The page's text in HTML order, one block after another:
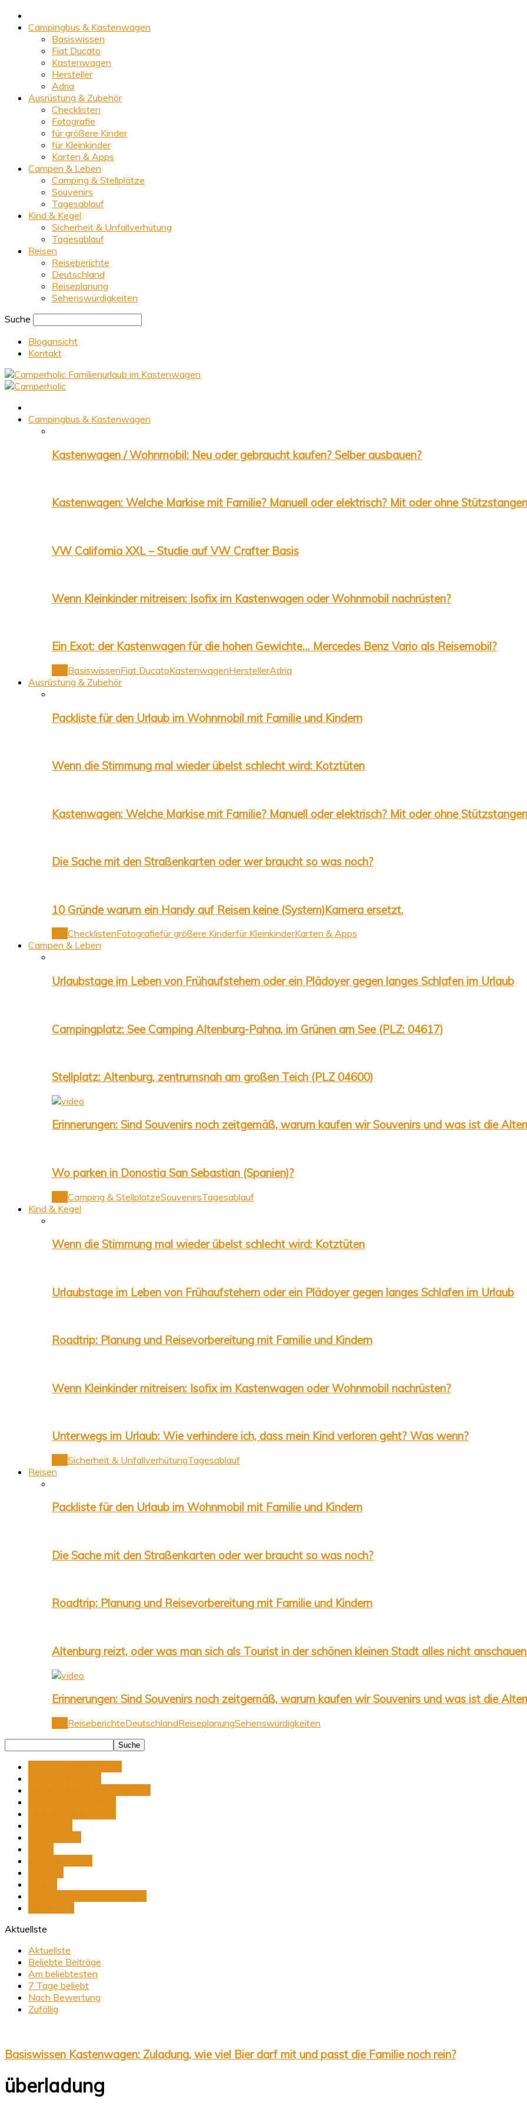
Campingbus & Kastenwagen
Basiswissen
Fiat Ducato
Kastenwagen
Hersteller
Adria
Ausrüstung & Zubehör
Checklisten
Fotografie
für größere Kinder
für Kleinkinder
Karten & Apps
Campen & Leben
Camping & Stellplätze
Souvenirs
Tagesablauf
Kind & Kegel
Sicherheit & Unfallverhütung
Tagesablauf
Reisen
Reiseberichte
Deutschland
Reiseplanung
Sehenswürdigkeiten
Suche
Blogansicht
Kontakt
Familienurlaub im Kastenwagen
Campingbus & Kastenwagen
Kastenwagen / Wohnmobil: Neu oder gebraucht kaufen? Selber ausbauen?
Kastenwagen: Welche Markise mit Familie? Manuell oder elektrisch? Mit oder ohne
VW California XXL – Studie auf VW Crafter Basis
Wenn Kleinkinder mitreisen: Isofix im Kastenwagen oder Wohnmobil nachrüsten?
Ein Exot: der Kastenwagen für die hohen Gewichte… Mercedes Benz Vario als Reisemobil?
BasiswissenFiat DucatoKastenwagenHerstellerAdria
Ausrüstung & Zubehör
Packliste für den Urlaub im Wohnmobil mit Familie und Kindern
Wenn die Stimmung mal wieder übelst schlecht wird: Kotztüten
Kastenwagen: Welche Markise mit Familie? Manuell oder elektrisch? Mit oder ohne
Die Sache mit den Straßenkarten oder wer braucht so was noch?
10 Gründe warum ein Handy auf Reisen keine (System)Kamera ersetzt.
ChecklistenFotografiefür größere Kinderfür KleinkinderKarten & Apps
Campen & Leben
Urlaubstage im Leben von Frühaufstehern oder ein Plädoyer gegen langes Schlafen im Urlaub
Campingplatz: See Camping Altenburg-Pahna, im Grünen am See (PLZ: 04617)
Stellplatz: Altenburg, zentrumsnah am großen Teich (PLZ 04600)
Erinnerungen: Sind Souvenirs noch zeitgemäß, warum kaufen wir Souvenirs und was ist die
Wo parken in Donostia San Sebastian (Spanien)?
Camping & StellplätzeSouvenirsTagesablauf
Kind & Kegel
Wenn die Stimmung mal wieder übelst schlecht wird: Kotztüten
Urlaubstage im Leben von Frühaufstehern oder ein Plädoyer gegen langes Schlafen im Urlaub
Roadtrip: Planung und Reisevorbereitung mit Familie und Kindern
Wenn Kleinkinder mitreisen: Isofix im Kastenwagen oder Wohnmobil nachrüsten?
Unterwegs im Urlaub: Wie verhindere ich, dass mein Kind verloren geht? Was wenn?
Sicherheit & UnfallverhütungTagesablauf
Reisen
Packliste für den Urlaub im Wohnmobil mit Familie und Kindern
Die Sache mit den Straßenkarten oder wer braucht so was noch?
Roadtrip: Planung und Reisevorbereitung mit Familie und Kindern
Altenburg reizt, oder was man sich als Tourist in der schönen kleinen Stadt alles nicht
Erinnerungen: Sind Souvenirs noch zeitgemäß, warum kaufen wir Souvenirs und was ist die
ReiseberichteDeutschlandReiseplanungSehenswürdigkeiten
Aktuellste
Aktuellste
Beliebte Beiträge
Am beliebtesten
7 Tage beliebt
Nach Bewertung
Zufällig
Basiswissen Kastenwagen: Zuladung, wie viel Bier darf mit und passt die Familie noch rein?
überladung